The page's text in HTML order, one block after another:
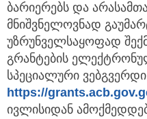
ბარიერებს და
მნიშვნელოვნად
უზრუნველსაყოფად
გრანტების
სპეციალური
https://
ივლისიდან